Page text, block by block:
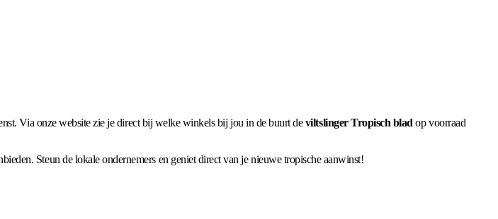
Via onze website zie je direct bij welke winkels bij jou in de buurt deviltslinger Tropisch blad op voorraad
Steun de lokale ondernemers en geniet direct van je nieuwe tropische aanwinst!